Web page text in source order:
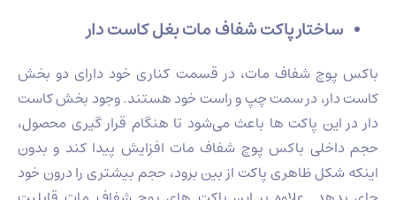
ساختار پاکت شفاف مات بغل کاست دار
باکس پوچ شفاف مات، در قسمت کناری خود دارای دو بخش
کاست دار، در سمت چپ و راست خود هستند. وجود بخش کاست
دار در این پاکت‌ ها باعث می‌شود تا هنگام قرار گیری محصول،
حجم داخلی باکس پوچ شفاف مات افزایش پیدا کند و بدون
اینکه شکل ظاهری پاکت از بین برود، حجم بیشتری را درون خود